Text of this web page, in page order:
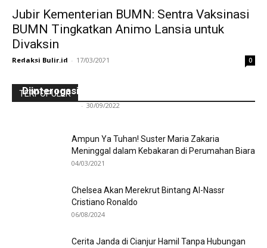
Jubir Kementerian BUMN: Sentra Vaksinasi
BUMN Tingkatkan Animo Lansia untuk
Divaksin
Redaksi Bulir.id - 17/03/2021 0
TERPOPULER
Ini Kronologinya! Diduga Teriaki Kata Sambo,
Diinterogasi Aparat Polres Sikka
- 30/09/2022
Ampun Ya Tuhan! Suster Maria Zakaria
Meninggal dalam Kebakaran di Perumahan Biara
04/03/2021
Chelsea Akan Merekrut Bintang Al-Nassr
Cristiano Ronaldo
06/08/2024
Cerita Janda di Cianjur Hamil Tanpa Hubungan